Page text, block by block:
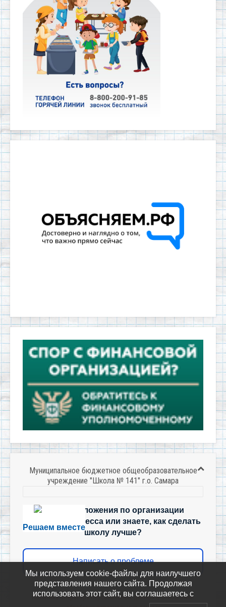
Муниципальное бюджетное общеобразовательное
учреждение "Школа № 141" г.о. Самара
Решаем вместе
Есть предложения по организации
учебного процесса или знаете, как сделать
школу лучше?
Написать о проблеме
Политика-оператора-персональных-данных-в-отношении-
Мы используем cookie-файлы для наилучшего
представления нашего сайта. Продолжая
использовать этот сайт, вы соглашаетесь с